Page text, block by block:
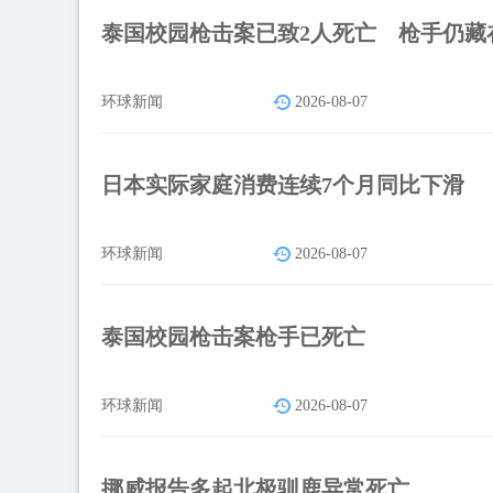
泰国校园枪击案已致2人死亡 枪手仍藏
环球新闻 2026-08-07
日本实际家庭消费连续7个月同比下滑
环球新闻 2026-08-07
泰国校园枪击案枪手已死亡
环球新闻 2026-08-07